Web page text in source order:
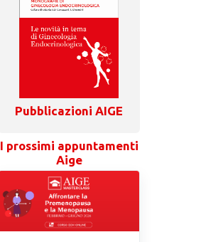
Pubblicazioni AIGE
I prossimi appuntamenti
Aige